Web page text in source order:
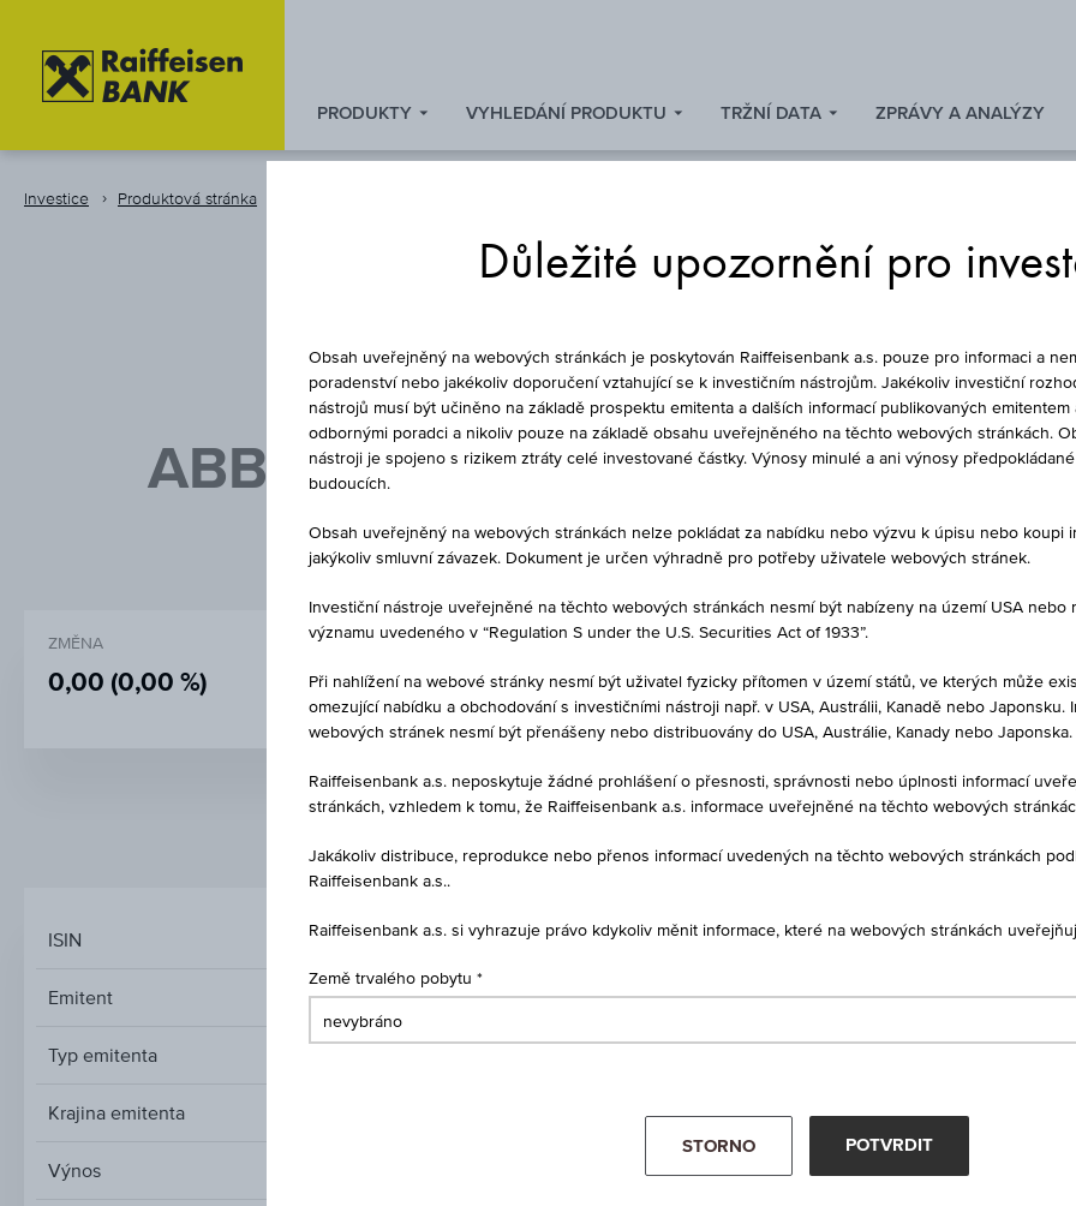
springen
Quicklinks
springen
PRODUKTY VYHLEDÁNÍ PRODUKTU TRŽNÍ DATA ZPRÁVY A ANALÝZY
Investice Produktová stránka
DLUHOPIS
ABB FINANCE BV 3.25% GTD
ZMĚNA
0,00 (0,00 %)
NÁKUP
100,16 %
PRODEJ
100,49 %
TRŽNÍ DATA
ISIN XS2575555938
Emitent ABB Finance B.V.
Typ emitenta
Krajina emitenta Netherlands
Výnos 3,25 %
1D 1M
Důležité upozornění pro
Obsah uveřejněný na webových stránkách je poskytován Raiffeisenbank a.s. pouze pro informaci a
poradenství nebo jakékoliv doporučení vztahující se k investičním nástrojům. Jakékoliv investiční
nástrojů musí být učiněno na základě prospektu emitenta a dalších informací publikovaných
odbornými poradci a nikoliv pouze na základě obsahu uveřejněného na těchto webových stránkách.
nástroji je spojeno s rizikem ztráty celé investované částky. Výnosy minulé a ani výnosy
budoucích.
Obsah uveřejněný na webových stránkách nelze pokládat za nabídku nebo výzvu k úpisu nebo koupi
jakýkoliv smluvní závazek. Dokument je určen výhradně pro potřeby uživatele webových stránek.
Investiční nástroje uveřejněné na těchto webových stránkách nesmí být nabízeny na území USA nebo
významu uvedeného v “Regulation S under the U.S. Securities Act of 1933”.
Při nahlížení na webové stránky nesmí být uživatel fyzicky přítomen v území států, ve kterých může
omezující nabídku a obchodování s investičními nástroji např. v USA, Austrálii, Kanadě nebo Japonsku.
webových stránek nesmí být přenášeny nebo distribuovány do USA, Austrálie, Kanady nebo Japonska.
Raiffeisenbank a.s. neposkytuje žádné prohlášení o přesnosti, správnosti nebo úplnosti informací
stránkách, vzhledem k tomu, že Raiffeisenbank a.s. informace uveřejněné na těchto webových
Jakákoliv distribuce, reprodukce nebo přenos informací uvedených na těchto webových stránkách
Raiffeisenbank a.s..
Raiffeisenbank a.s. si vyhrazuje právo kdykoliv měnit informace, které na webových stránkách
Země trvalého pobytu
STORNO POTVRDIT